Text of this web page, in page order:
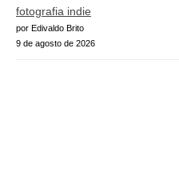
fotografia indie
por Edivaldo Brito
9 de agosto de 2026